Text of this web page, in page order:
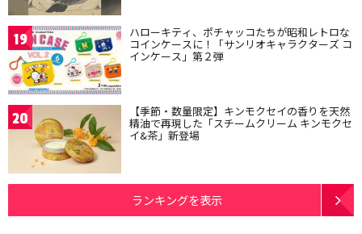
19 ハローキティ、ポチャッコたちが昭和レトロな
コインケースに！「サンリオキャラクターズ コ
インケース」第２弾
20 【季節・数量限定】キンモクセイの香りを天然
精油で再現した「スチームクリーム キンモクセ
イ&茶」新登場
ランキングを表示